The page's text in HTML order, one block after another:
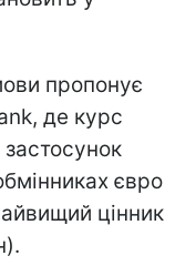
пропонує
де курс
євро
цінник